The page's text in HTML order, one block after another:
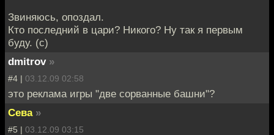
Звиняюсь, опоздал.
Кто последний в цари? Никого? Ну так я первым
буду. (с)
dmitrov »
#4 | 03.12.09 02:58
это реклама игры "две сорванные башни"?
Сева »
#5 | 03.12.09 03:15